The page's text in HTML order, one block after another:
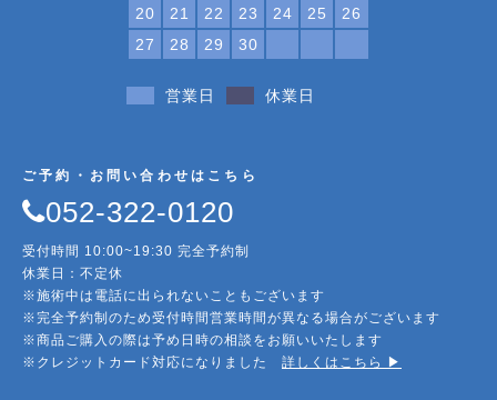
20
21 22 23 24 25
26
27
28 29 30
営業日 休業日
ご予約・お問い合わせはこちら
052-322-0120
受付時間 10:00~19:30 完全予約制
休業日：不定休
※施術中は電話に出られないこともございます
※完全予約制のため受付時間営業時間が異なる場合がございます
※商品ご購入の際は予め日時の相談をお願いいたします
※クレジットカード対応になりました 詳しくはこちら ▶︎